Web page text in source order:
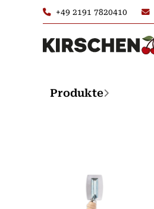
+49 2191 7820410
Produkte